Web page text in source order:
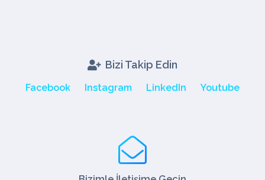
Bizi Takip Edin
Facebook Instagram LinkedIn Youtube